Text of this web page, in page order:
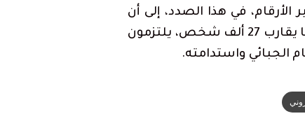
الأرقام، في هذا الصدد، إلى أن
حوالي 6 في المائة فقط من المقاولين الذاتيين المسجلين، أي ما يقارب 27 ألف شخص، يلتزمون
الجبائي واستدامته.